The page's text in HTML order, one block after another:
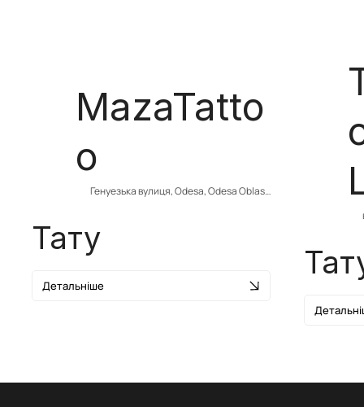
MazaTatto
o
Генуезька вулиця, Odesa, Odesa Oblast,
Тату
Детальніше